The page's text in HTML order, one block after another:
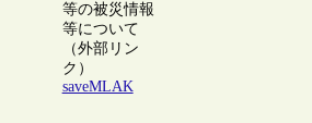
等の被災情報
等について
（外部リン
ク）
saveMLAK